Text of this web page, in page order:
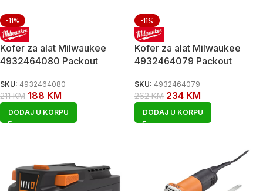
-11%
Kofer za alat Milwaukee
4932464080 Packout
SKU: 4932464080
211KM 188 KM
DODAJ U KORPU
-11%
Kofer za alat Milwaukee
4932464079 Packout
SKU: 4932464079
262KM 234 KM
DODAJ U KORPU